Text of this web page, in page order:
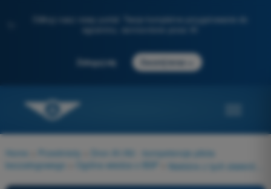
Odkryj nasz nowy portal: Twoje kompletne przygotowanie do
Zaloguj się Zacznij teraz
Home Przedmioty
Dron A1/A3 - kompetencje pilota
bezzałogowego
Ogólna wiedza o BSP